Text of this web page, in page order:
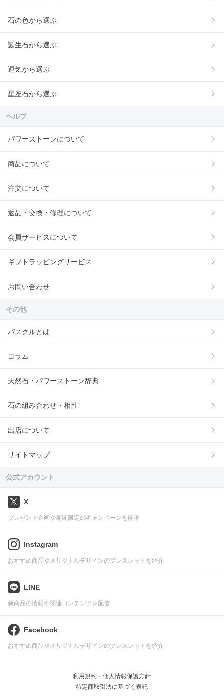
石の色から選ぶ
誕生石から選ぶ
運気から選ぶ
星座石から選ぶ
ヘルプ
パワーストーンについて
商品について
注文について
返品・交換・修理について
会員サービスについて
ギフトラッピングサービス
お問い合わせ
その他
パスクルとは
コラム
天然石・パワーストーン辞典
石の組み合わせ・相性
出店について
サイトマップ
公式アカウント
X
プレゼント企画や期間限定のキャンペーンを開催
Instagram
おすすめ商品やオリジナルデザインのブレスレットを紹介
LINE
新商品の情報や関連コンテンツを配信
Facebook
おすすめ商品やオリジナルデザインのブレスレットを紹介
利用規約・個人情報保護方針
特定商取引法に基づく表記